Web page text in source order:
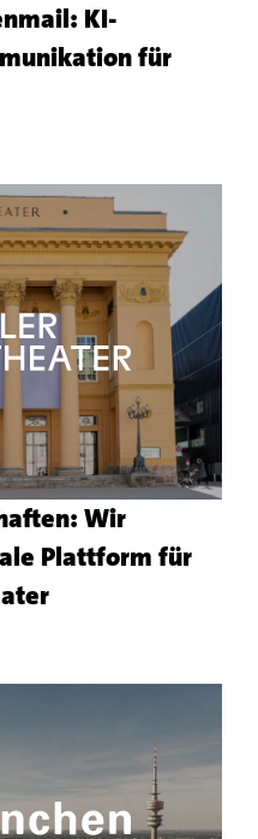
KI-
für
Wir
Plattform für
Mehr